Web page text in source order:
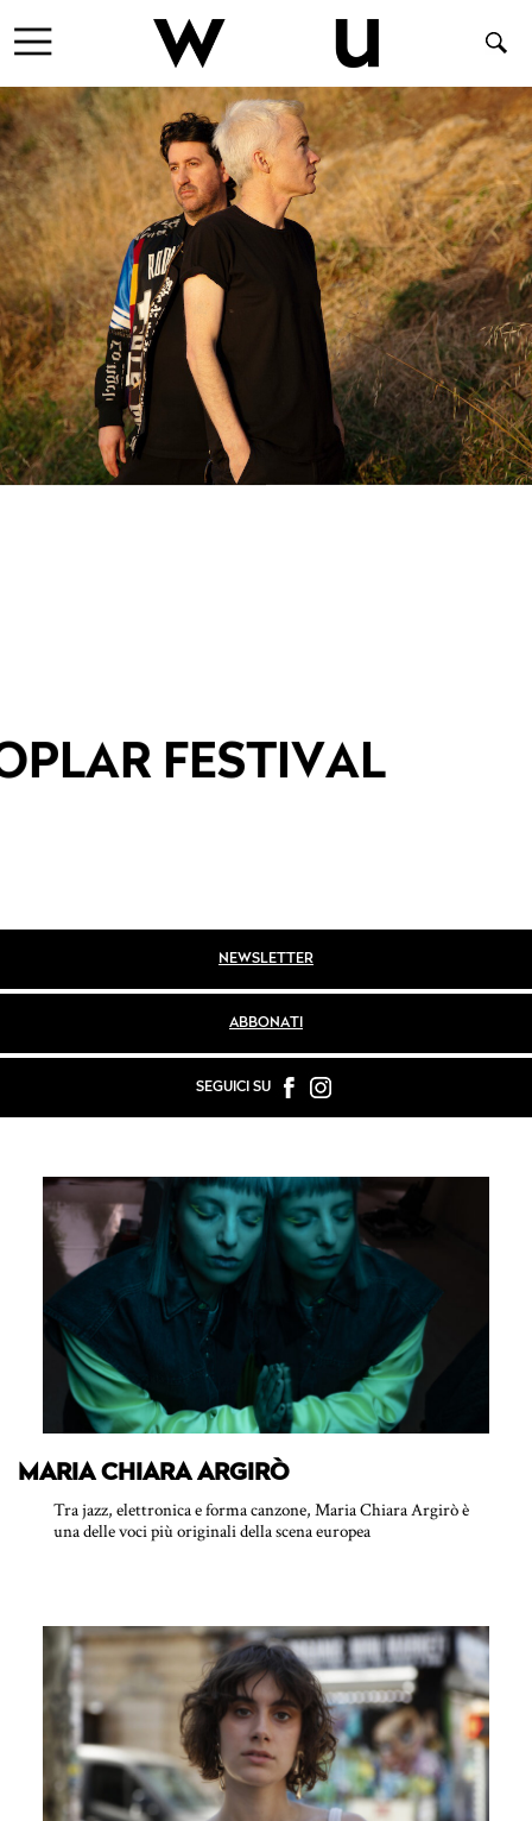
FESTIVAL
NEWSLETTER
ABBONATI
SEGUICI SU
MARIA CHIARA ARGIRÒ
Tra jazz, elettronica e forma canzone, Maria Chiara Argirò è
una delle voci più originali della scena europea